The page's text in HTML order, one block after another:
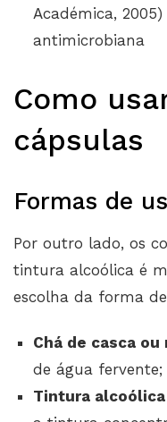
Académica,
antimicrobiana
Como
cápsulas
Formas de
Por outro lado, os
tintura alcoólica é
escolha da forma
Chá de casca
de água
Tintura